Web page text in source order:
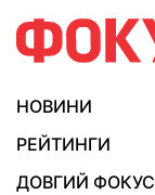
НОВИНИ
РЕЙТИНГИ
ДОВГИЙ ФОКУС